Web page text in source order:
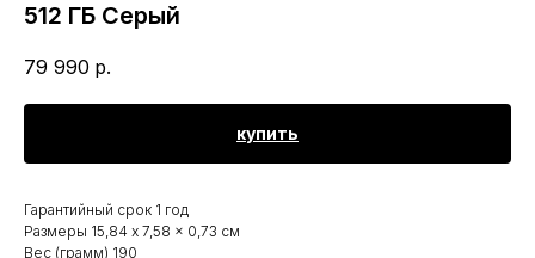
512 ГБ Серый
79 990 р.
купить
Гарантийный срок 1 год
Размеры 15,84 x 7,58 x 0,73 см
Вес (грамм) 190